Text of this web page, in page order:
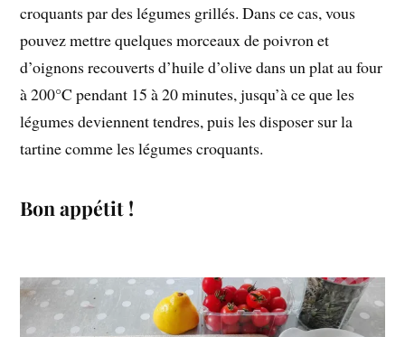
croquants par des légumes grillés. Dans ce cas, vous
pouvez mettre quelques morceaux de poivron et
d’oignons recouverts d’huile d’olive dans un plat au four
à 200°C pendant 15 à 20 minutes, jusqu’à ce que les
légumes deviennent tendres, puis les disposer sur la
tartine comme les légumes croquants.
Bon appétit !